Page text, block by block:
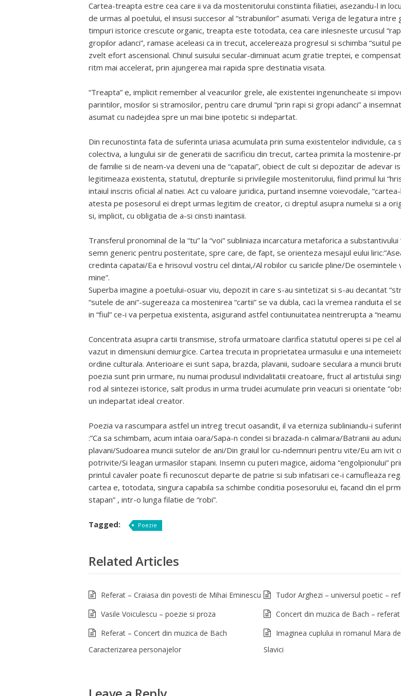
Cartea-treapta estre cea care ii va da mostenitorului constiinta filiatiei, asezandu-l in
de urmas al poetului, el insusi succesor al “strabunilor” asumati. Veriga de legatura intre
timpuri istorice crescute organic, treapta este totodata, cea care inlesneste urcusul
gropilor adanci”, ramase aceleasi ca in trecut, accelereaza progresul si schimba “suitul
zvelt efort ascensional. Chinul suisului secular-diminuat acum gratie treptei, e
ritm mai accelerat, prin ajungerea mai rapida spre destinatia visata.
“Treapta” e, implicit remember al veacurilor grele, ale existentei ingenuncheate si
parintilor, mosilor si stramosilor, pentru care drumul “prin rapi si gropi adanci” a
asumat cu nadejdea spre un mai bine ipotetic si indepartat.
Din recunostinta fata de suferinta uriasa acumulata prin suma existentelor individule, ca
colectiva, a lungului sir de generatii de sacrificiu din trecut, cartea primita la mostenire-
de familie si de neam-va deveni una de “capatai”, obiect de cult si depozitar de adevar
legitimeaza existenta, statutul, drepturile si privilegiile mostenitorului, fiind primul lui
intaiul inscris oficial al natiei. Act cu valoare juridica, purtand insemne voievodale, “cartea-
atesta pe posesorul ei drept urmas legitim de creator, ci dreptul asupra numelui si a
si, implicit, cu obligatia de a-si cinsti inaintasii.
Transferul pronominal de la “tu” la “voi” subliniaza incarcatura metaforica a substantivului
semn generic pentru posteritate, spre care, de fapt, se orienteza mesajul eului
credinta capatai/Ea e hrisovul vostru cel dintai,/Al robilor cu saricile pline/De osemintele
mine”.
Superba imagine a poetului-osuar viu, depozit in care s-au sintetizat si s-au decantat
“sutele de ani”-sugereaza ca mostenirea “cartii” se va dubla, caci la vremea randuita el
in “fiul” ce-i va perpetua existenta, asigurand astfel contiunuitatea neintrerupta a
Concentrata asupra cartii transmise, strofa urmatoare clarifica statutul operei si pe cel
vazut in dimensiuni demiurgice. Cartea trecuta in proprietatea urmasului e una
ordine culturala. Anterioare ei sunt sapa, brazda, plavanii, sudoare seculara a muncii
poezia sunt prin urmare, nu numai produsul individalitatii creatoare, fruct al artistului
rod al sintezei istorice, salt produs in urma trudei acumulate prin veacuri si orientate
un indepartat ideal creator.
Poezia va rascumpara astfel un intreg trecut oasandit, il va eterniza subliniandu-i
:”Ca sa schimbam, acum intaia oara/Sapa-n condei si brazada-n calimara/Batranii au
plavani/Sudoarea muncii sutelor de ani/Din graiul lor cu-ndemnuri pentru vite/Eu am ivit
potrivite/Si leagan urmasilor stapani. Insemn cu puteri magice, aidoma “engolpionului”
printul cavaler poate fi recunoscut departe de patrie si sub infatisari ce-i camufleaza
cartea e, totodata, singura capabila sa schimbe conditia posesorului ei, facand din el
stapan” , intr-o lunga filatie de “robi”.
Tagged: Poezie
Related Articles
Referat – Craiasa din povesti de Mihai Eminescu
Tudor Arghezi – universul poetic –
Vasile Voiculescu – poezie si proza
Concert din muzica de Bach – referat
Referat – Concert din muzica de Bach
Caracterizarea personajelor
Imaginea cuplului in romanul Mara
Slavici